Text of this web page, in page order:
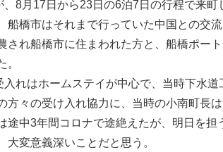
、8月17日から23日の6泊7日の行程で来町
船橋市はそれまで行っていた中国との交
され船橋市に住まわれた方と、船橋ポー
。
入れはホームステイが中心で、当時下水
方々の受け入れ協力に、当時の小南町長
途中3年間コロナで途絶えたが、明日を
大変意義深いことだと思う。